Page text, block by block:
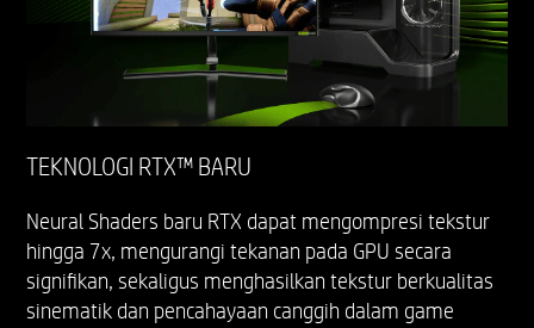
TEKNOLOGI RTX™ BARU
Neural Shaders baru RTX dapat mengompresi tekstur
hingga 7x, mengurangi tekanan pada GPU secara
signifikan, sekaligus menghasilkan tekstur berkualitas
sinematik dan pencahayaan canggih dalam game